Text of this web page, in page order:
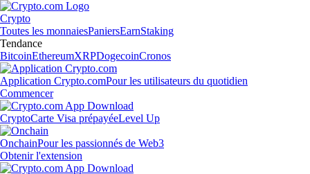
Crypto
Toutes les monnaiesPaniersEarnStaking
Tendance
BitcoinEthereumXRPDogecoinCronos
Application Crypto.comPour les utilisateurs du quotidien
Commencer
CryptoCarte Visa prépayéeLevel Up
OnchainPour les passionnés de Web3
Obtenir l'extension